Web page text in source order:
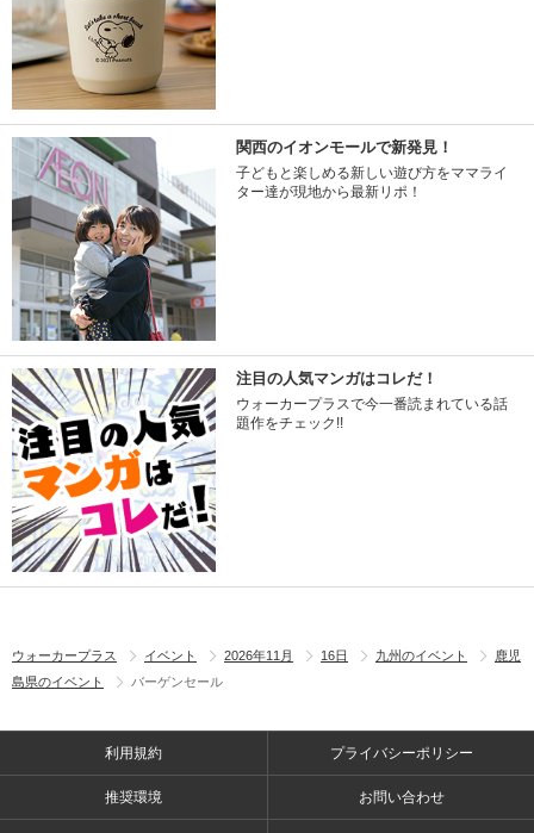
関西のイオンモールで新発見！
子どもと楽しめる新しい遊び方をママライ
ター達が現地から最新リポ！
注目の人気マンガはコレだ！
ウォーカープラスで今一番読まれている話
題作をチェック!!
ウォーカープラス イベント 2026年11月 16日 九州のイベント
鹿児
島県のイベント
バーゲンセール
利用規約 プライバシーポリシー
推奨環境 お問い合わせ